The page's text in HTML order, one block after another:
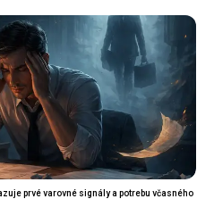
prvé varovné signály a potrebu včasného